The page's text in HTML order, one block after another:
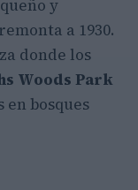
y
a 1930.
donde los
Woods Park
bosques